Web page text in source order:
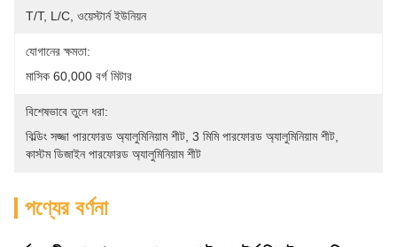
T/T, L/C, ওয়েস্টার্ন ইউনিয়ন
যোগানের ক্ষমতা:
মাসিক 60,000 বর্গ মিটার
বিশেষভাবে তুলে ধরা:
বিল্ডিং সজ্জা পারফোরড অ্যালুমিনিয়াম শীট 3 মিমি পারফোরড অ্যালুমিনিয়াম শীট
কাস্টম ডিজাইন পারফোরড অ্যালুমিনিয়াম শীট
পণ্যের বর্ণনা